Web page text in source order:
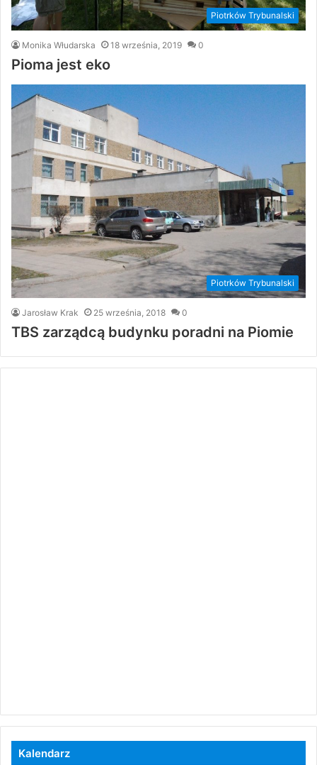
Piotrków Trybunalski
Monika Włudarska 18 września, 2019 0
Pioma jest eko
Piotrków Trybunalski
Jarosław Krak 25 września, 2018 0
TBS zarządcą budynku poradni na Piomie
Kalendarz